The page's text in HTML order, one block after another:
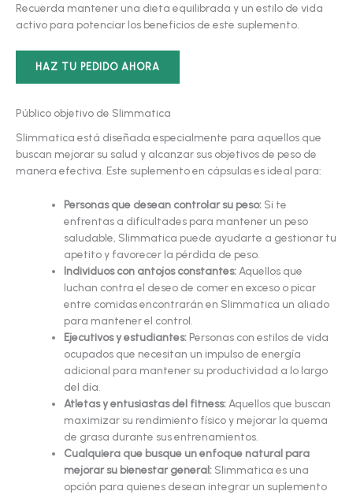
Recuerda mantener una dieta equilibrada y un estilo de vida
activo para potenciar los beneficios de este suplemento.
HAZ TU PEDIDO AHORA
Público objetivo de Slimmatica
Slimmatica está diseñada especialmente para aquellos que
buscan mejorar su salud y alcanzar sus objetivos de peso de
manera efectiva. Este suplemento en cápsulas es ideal para:
Personas que desean controlar su peso: Si te
enfrentas a dificultades para mantener un peso
saludable, Slimmatica puede ayudarte a gestionar tu
apetito y favorecer la pérdida de peso.
Individuos con antojos constantes: Aquellos que
luchan contra el deseo de comer en exceso o picar
entre comidas encontrarán en Slimmatica un aliado
para mantener el control.
Ejecutivos y estudiantes: Personas con estilos de vida
ocupados que necesitan un impulso de energía
adicional para mantener su productividad a lo largo
del día.
Atletas y entusiastas del fitness: Aquellos que buscan
maximizar su rendimiento físico y mejorar la quema
de grasa durante sus entrenamientos.
Cualquiera que busque un enfoque natural para
mejorar su bienestar general: Slimmatica es una
opción para quienes desean integrar un suplemento